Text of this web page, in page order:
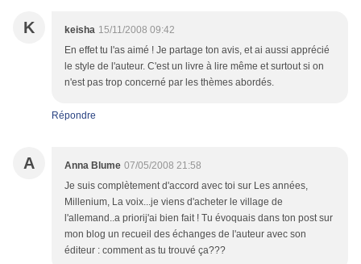
K keisha 15/11/2008 09:42
En effet tu l'as aimé ! Je partage ton avis, et ai aussi apprécié
le style de l'auteur. C'est un livre à lire même et surtout si on
n'est pas trop concerné par les thèmes abordés.
Répondre
A Anna Blume 07/05/2008 21:58
Je suis complètement d'accord avec toi sur Les années,
Millenium, La voix...je viens d'acheter le village de
l'allemand..a priorij'ai bien fait ! Tu évoquais dans ton post sur
mon blog un recueil des échanges de l'auteur avec son
éditeur : comment as tu trouvé ça???